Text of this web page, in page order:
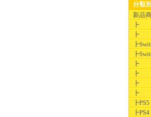
分類
新品
┣
┣
┣
┣
┣
┣
┣PS5
┣PS4